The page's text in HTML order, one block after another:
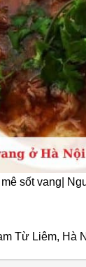
sốt vang|
Từ Liêm, Hà